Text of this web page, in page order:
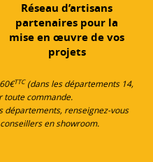
Réseau d’artisans
partenaires pour la
mise en œuvre de vos
projets
TTC(dans les départements 14,
toute commande.
départements, renseignez-vous
en showroom.